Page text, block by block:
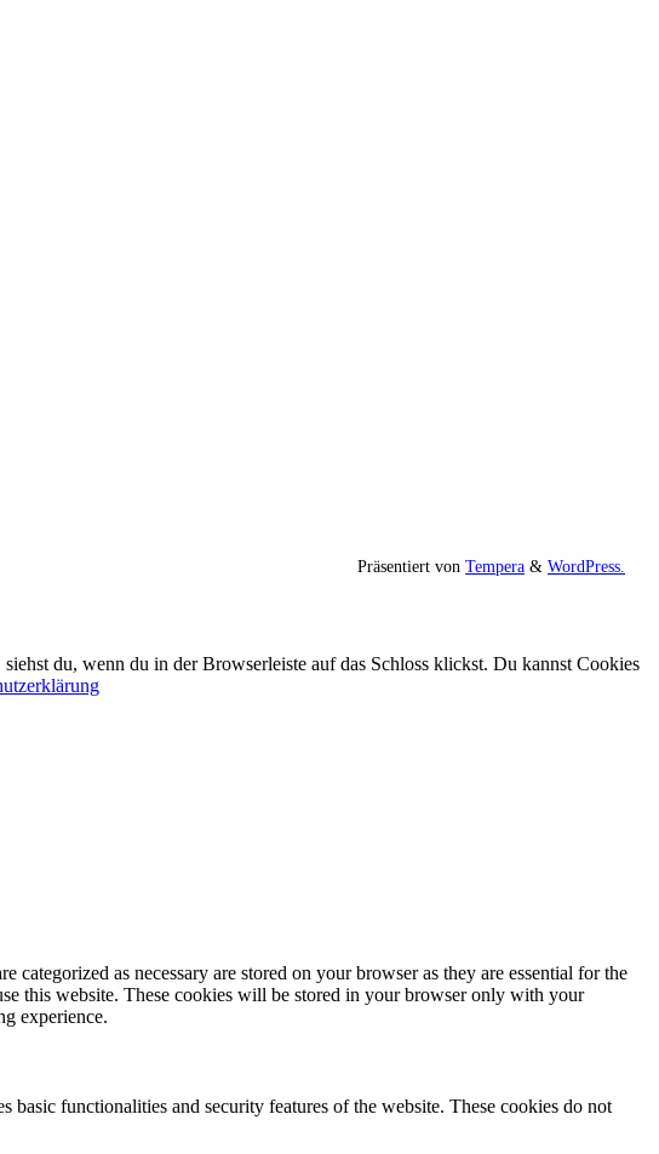
Präsentiert von Tempera & WordPress.
du, wenn du in der Browserleiste auf das Schloss klickst. Du kannst Cookies
as necessary are stored on your browser as they are essential for the
this website. These cookies will be stored in your browser only with your
experience.
functionalities and security features of the website. These cookies do not